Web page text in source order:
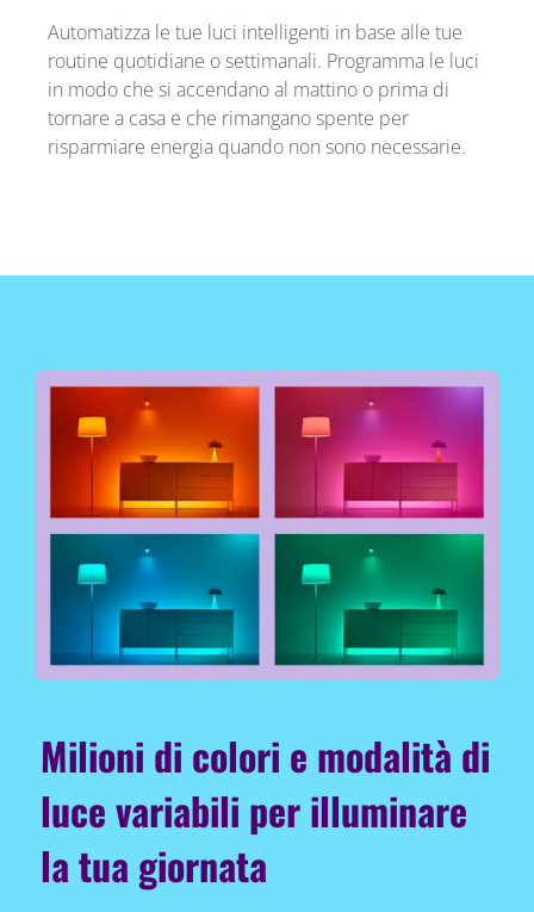
Automatizza le tue luci intelligenti in base alle tue
routine quotidiane o settimanali. Programma le luci
in modo che si accendano al mattino o prima di
tornare a casa e che rimangano spente per
risparmiare energia quando non sono necessarie.
Milioni di colori e modalità di
luce variabili per illuminare
la tua giornata